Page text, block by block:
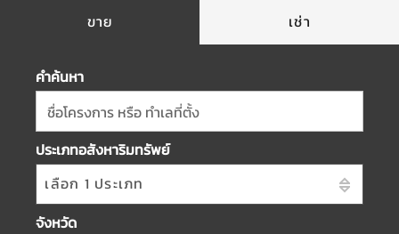
ขาย เช่า
คำค้นหา
ชื่อโครงการ หรือ ทำเลที่ตั้ง
ประเภทอสังหาริมทรัพย์
เลือก 1 ประเภท
จังหวัด